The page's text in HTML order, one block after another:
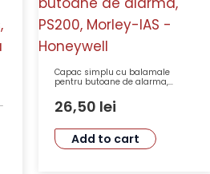
Capac simplu cu balamale
pentru butoane de alarma,
26,50 lei
Add to cart